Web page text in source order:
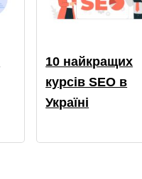
10 найкращих
курсів SEO в
Україні